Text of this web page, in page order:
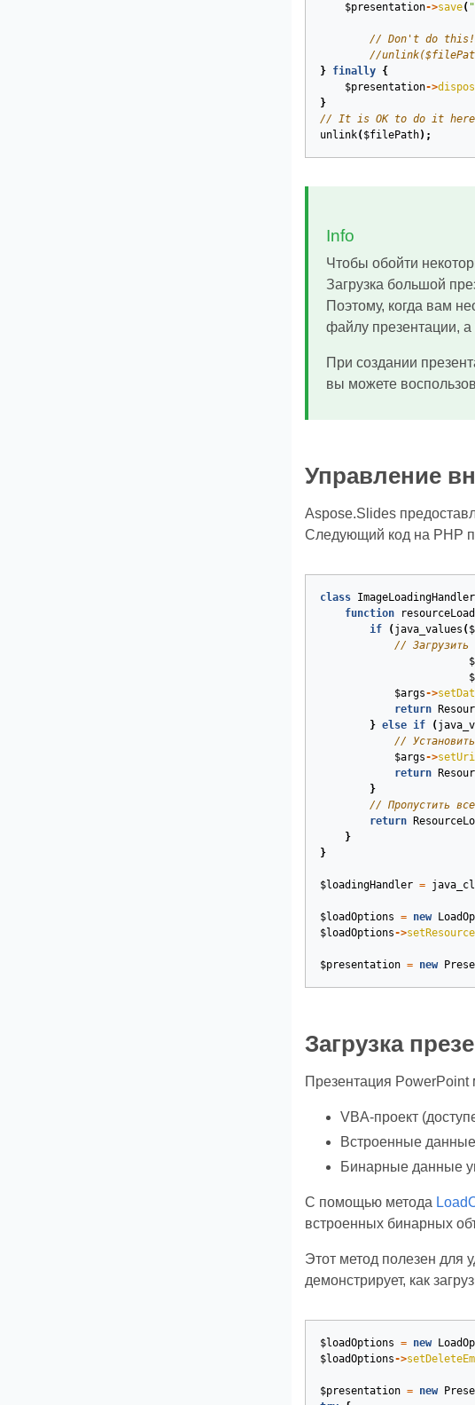
$presentation->save(
// Don't do this!
//
}
finally
{
$presentation->
}
// It is OK to do it here.
unlink( $filePath);
Info
Чтобы обойти
Загрузка большой
Поэтому, когда вам
файлу презентации, а
При создании
вы можете
Управление
Aspose.Slides
Следующий код на PHP
class ImageLoadingHandler
function
if
( java_values (
// Загрузить
$args->
return
} else if (
// Установить
$args->setUri
return
}
// Пропустить все
return
}
}
$loadingHandler =
$loadOptions = new
$loadOptions->
$presentation = new
Загрузка
Презентация
VBA‑проект
Встроенные
Бинарные данные
С помощью метода
встроенных бинарных
Этот метод полезен для
демонстрирует, как
$loadOptions = new
$loadOptions->
$presentation = new